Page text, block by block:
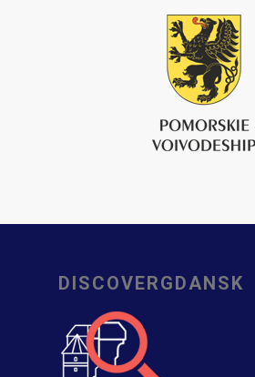
DISCOVERGDANSK